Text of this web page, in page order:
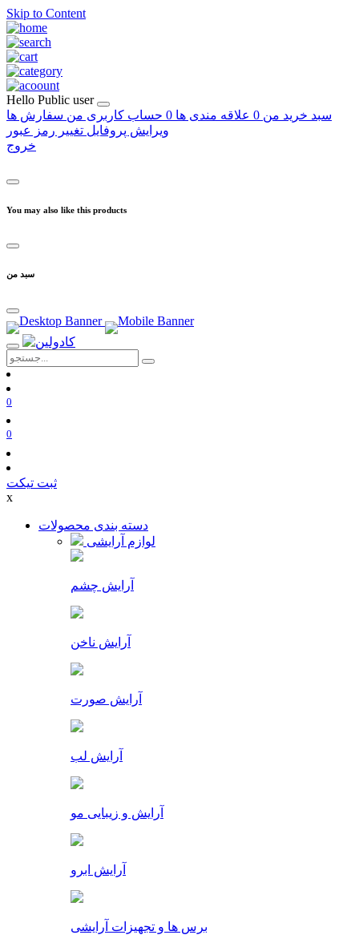
Skip to Content
Hello Public user
سبد خرید من 0 علاقه مندی ها 0 حساب کاربری من سفارش ها
ویرایش پروفایل تغییر رمز عبور
خروج
You may also like this products
سبد من
0
0
ثبت تیکت
x
دسته بندی محصولات
لوازم آرایشی
آرایش چشم
آرایش ناخن
آرایش صورت
آرایش لب
آرایش و زیبایی مو
آرایش ابرو
برس ها و تجهیزات آرایشی